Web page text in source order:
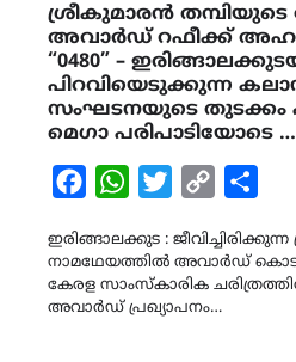
ശ്രീകുമാരൻ തമ്പിയുടെ
അവാർഡ് റഫീക്ക്
“0480” –
പിറവിയെടുക്കുന്ന
സംഘടനയുടെ തുടക്കം
മെഗാ പരിപാടിയോടെ …
FacebookWhatsAppTwitterCopy
ഇരിങ്ങാലക്കുട :
നാമഥേയത്തിൽ അവാർഡ്
കേരള സാംസ്‌കാരിക
അവാർഡ് പ്രഖ്യാപനം…